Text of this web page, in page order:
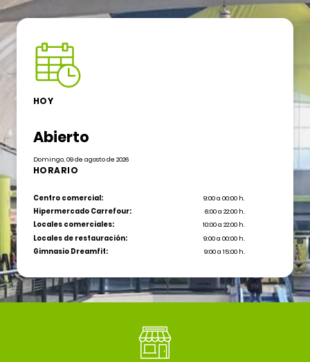
HOY
Abierto
Domingo, 09 de agosto de 2026
HORARIO
Centro comercial:
9:00 a 00:00 h.
Hipermercado Carrefour:
6:00 a 22:00 h.
Locales comerciales:
10:00 a 22:00 h.
Locales de restauración:
9:00 a 00:00 h.
Gimnasio Dreamfit:
9:00 a 15:00 h.